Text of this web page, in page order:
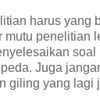
harus yang
mutu penelitian
soal
Juga
giling yang lagi